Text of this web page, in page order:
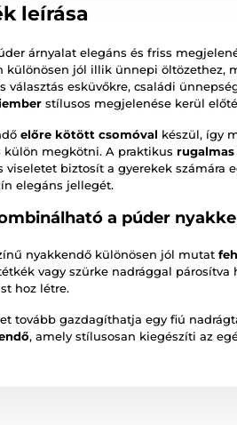
leírása
árnyalat elegáns és friss
különösen jól illik ünnepi öltözethez,
választás esküvőkre, családi
stílusos megjelenése kerül
előre kötött csomóval készül, így
külön megkötni. A praktikus
viseletet biztosít a gyerekek számára
elegáns jellegét.
a púder
nyakkendő különösen jól mutat
vagy szürke nadrággal
hoz létre.
tovább gazdagíthatja egy fiú
, amely stílusosan kiegészíti az